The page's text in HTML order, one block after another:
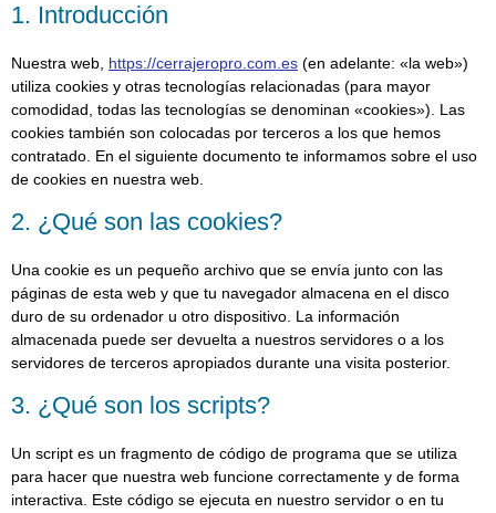
1. Introducción
Nuestra web, https://cerrajeropro.com.es (en adelante: «la web»)
utiliza cookies y otras tecnologías relacionadas (para mayor
comodidad, todas las tecnologías se denominan «cookies»). Las
cookies también son colocadas por terceros a los que hemos
contratado. En el siguiente documento te informamos sobre el uso
de cookies en nuestra web.
2. ¿Qué son las cookies?
Una cookie es un pequeño archivo que se envía junto con las
páginas de esta web y que tu navegador almacena en el disco
duro de su ordenador u otro dispositivo. La información
almacenada puede ser devuelta a nuestros servidores o a los
servidores de terceros apropiados durante una visita posterior.
3. ¿Qué son los scripts?
Un script es un fragmento de código de programa que se utiliza
para hacer que nuestra web funcione correctamente y de forma
interactiva. Este código se ejecuta en nuestro servidor o en tu